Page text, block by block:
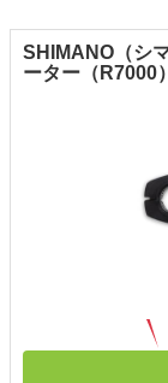
SHIMANO（シ
ーター（R7000